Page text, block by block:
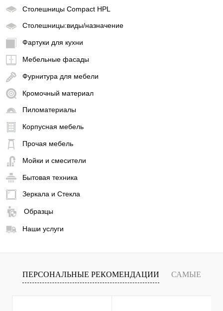
Столешницы Compact HPL
Столешницы:виды/назначение
Фартуки для кухни
Мебельные фасады
Фурнитура для мебели
Кромочный материал
Пиломатериалы
Корпусная мебель
Прочая мебель
Мойки и смесители
Бытовая техника
Зеркала и Стекла
Образцы
Наши услуги
ПЕРСОНАЛЬНЫЕ РЕКОМЕНДАЦИИ САМЫЕ